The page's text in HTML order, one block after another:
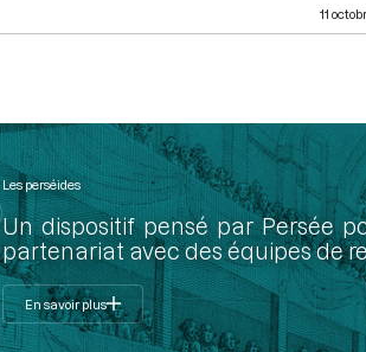
11
Les perséides
Un dispositif pensé par Persée
partenariat avec des équipes de
En savoir plus